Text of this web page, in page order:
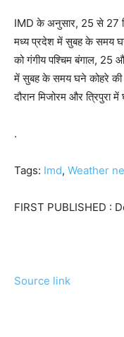
IMD के अनुसार, 25 से 27
मध्य प्रदेश में सुबह के समय
को गंगीय पश्चिम बंगाल,
में सुबह के समय घने कोहरे की
दौरान मिजोरम और त्रिपुरा
.
Tags: Imd, Weather
FIRST PUBLISHED :
Source link